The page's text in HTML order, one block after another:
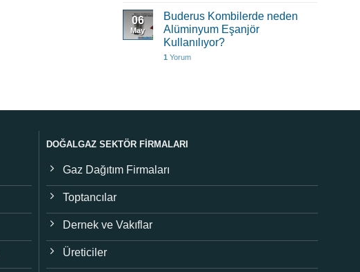
06
May
Buderus Kombilerde neden
Alüminyum Eşanjör
Kullanılıyor?
1 Yorum
DOĞALGAZ SEKTÖR FIRMALARI
Gaz Dağıtım Firmaları
Toptancılar
Dernek ve Vakıflar
Üreticiler